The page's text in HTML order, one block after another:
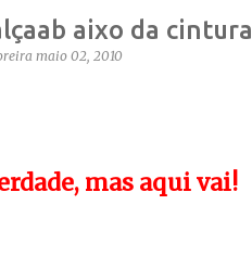
aixo da cintura
maio 02, 2010
mas aqui vai!